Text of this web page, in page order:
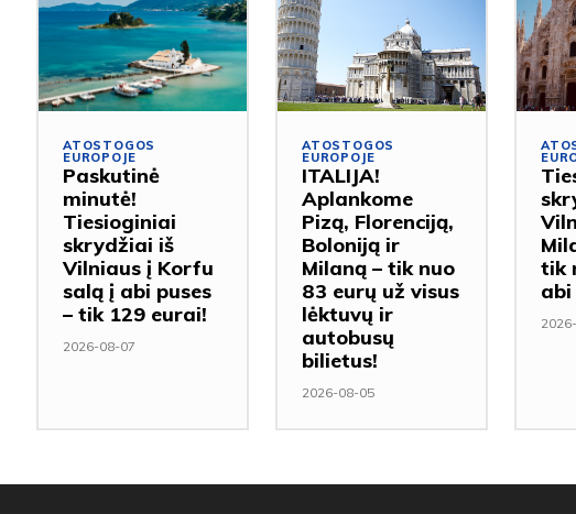
ATOSTOGOS
EUROPOJE
Paskutinė
minutė!
Tiesioginiai
skrydžiai iš
Vilniaus į Korfu
salą į abi puses
– tik 129 eurai!
2026-08-07
ATOSTOGOS
EUROPOJE
ITALIJA!
Aplankome
Pizą, Florenciją,
Boloniją ir
Milaną – tik nuo
83 eurų už visus
lėktuvų ir
autobusų
bilietus!
2026-08-05
tik
abi